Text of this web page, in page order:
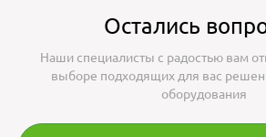
Остались
Наши специалисты с радостью вам
выборе подходящих для вас
оборудования